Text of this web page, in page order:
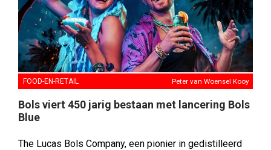
FOOD-EN-RETAIL Peter van Woensel Kooy
Bols viert 450 jarig bestaan met lancering Bols
Blue
The Lucas Bols Company, een pionier in gedistilleerd